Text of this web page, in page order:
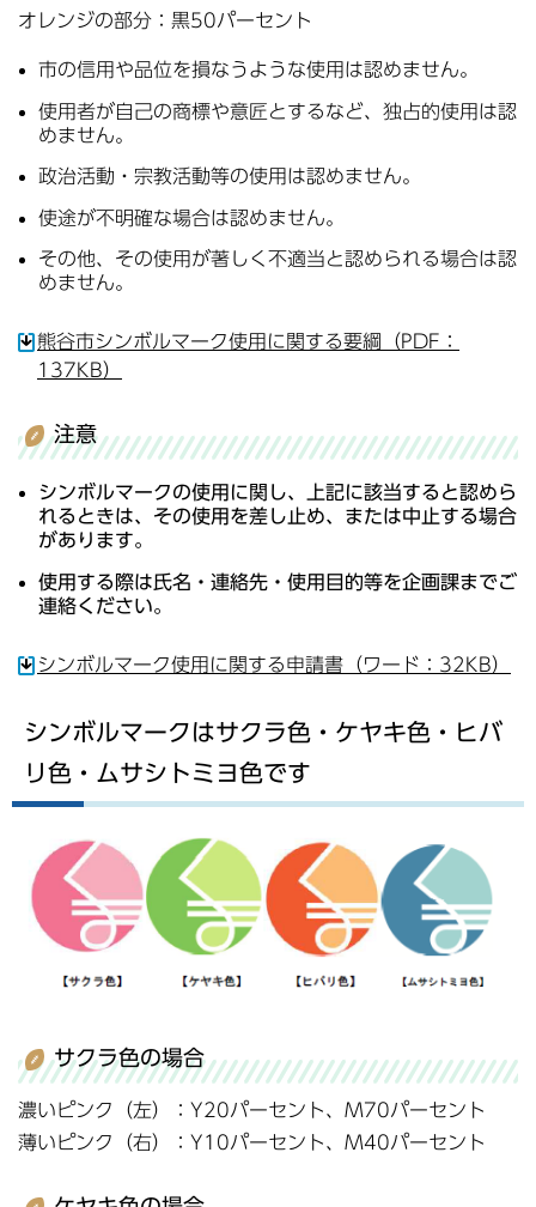
オレンジの部分：黒50パーセント
市の信用や品位を損なうような使用は認めません。
使用者が自己の商標や意匠とするなど、独占的使用は認
めません。
政治活動・宗教活動等の使用は認めません。
使途が不明確な場合は認めません。
その他、その使用が著しく不適当と認められる場合は認
めません。
熊谷市シンボルマーク使用に関する要綱（PDF：
137KB）
注意
シンボルマークの使用に関し、上記に該当すると認めら
れるときは、その使用を差し止め、または中止する場合
があります。
使用する際は氏名・連絡先・使用目的等を企画課までご
連絡ください。
シンボルマーク使用に関する申請書（ワード：32KB）
シンボルマークはサクラ色・ケヤキ色・ヒバ
リ色・ムサシトミヨ色です
サクラ色の場合
濃いピンク（左）：Y20パーセント、M70パーセント
薄いピンク（右）：Y10パーセント、M40パーセント